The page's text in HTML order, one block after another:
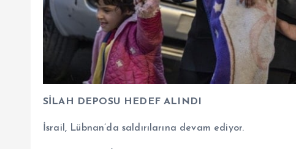
SİLAH DEPOSU HEDEF ALINDI
İsrail, Lübnan’da saldırılarına devam ediyor.